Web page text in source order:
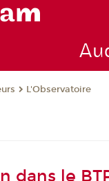
L'Observatoire
dans le